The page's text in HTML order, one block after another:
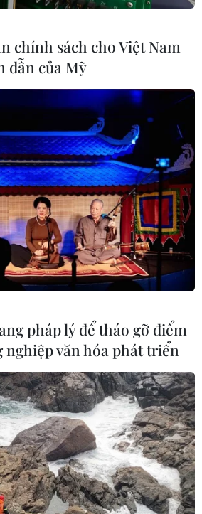
MỤC
tới mục tiêu
tải liên vận
hướng kết nối
phía Bắc
chính sách cho Việt Nam
dẫn của Mỹ
pháp lý để tháo gỡ điểm
nghiệp văn hóa phát triển